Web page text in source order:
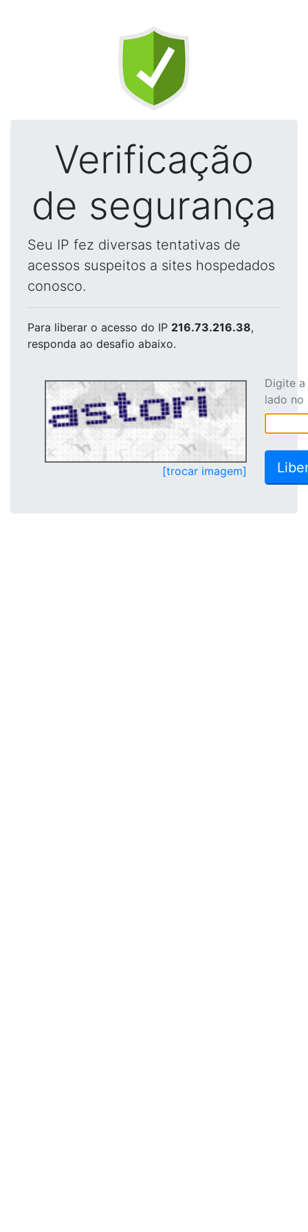
Verificação
de segurança
Seu IP fez diversas tentativas de
acessos suspeitos a sites hospedados
conosco.
Para liberar o acesso do IP 216.73.216.38,
responda ao desafio abaixo.
[trocar imagem]
Digite
lado no